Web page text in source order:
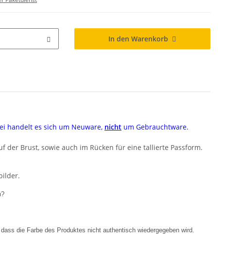
In den Warenkorb
handelt es sich um Neuware, nicht um Gebrauchtware.
der Brust, sowie auch im Rücken für eine tallierte Passform.
die Farbe des Produktes nicht authentisch wiedergegeben wird.